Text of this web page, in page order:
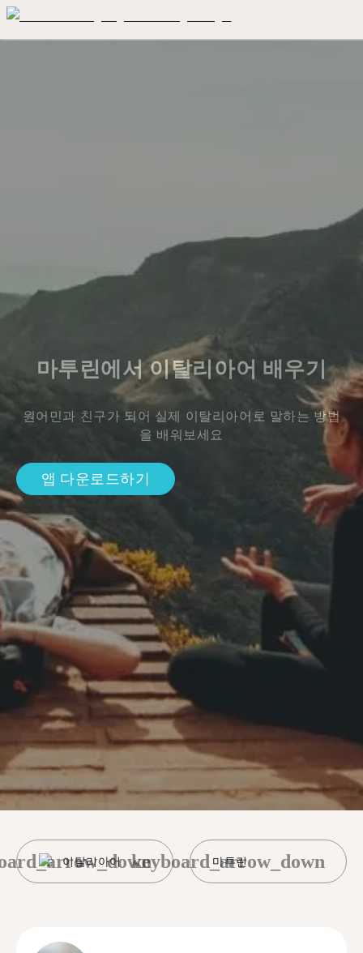
마투린에서 이탈리아어 배우기
원어민과 친구가 되어 실제 이탈리아어로 말하는 방법
을 배워보세요
앱 다운로드하기
이탈리아어 마투린
keyboard_arrow_down